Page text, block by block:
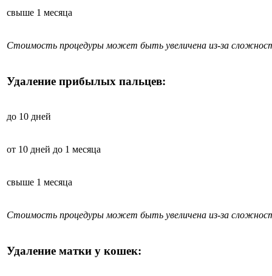
свыше 1 месяца
Стоимость процедуры может быть увеличена из-за
Удаление прибылых пальцев:
до 10 дней
от 10 дней до 1 месяца
свыше 1 месяца
Стоимость процедуры может быть увеличена из-за
Удаление матки у кошек: